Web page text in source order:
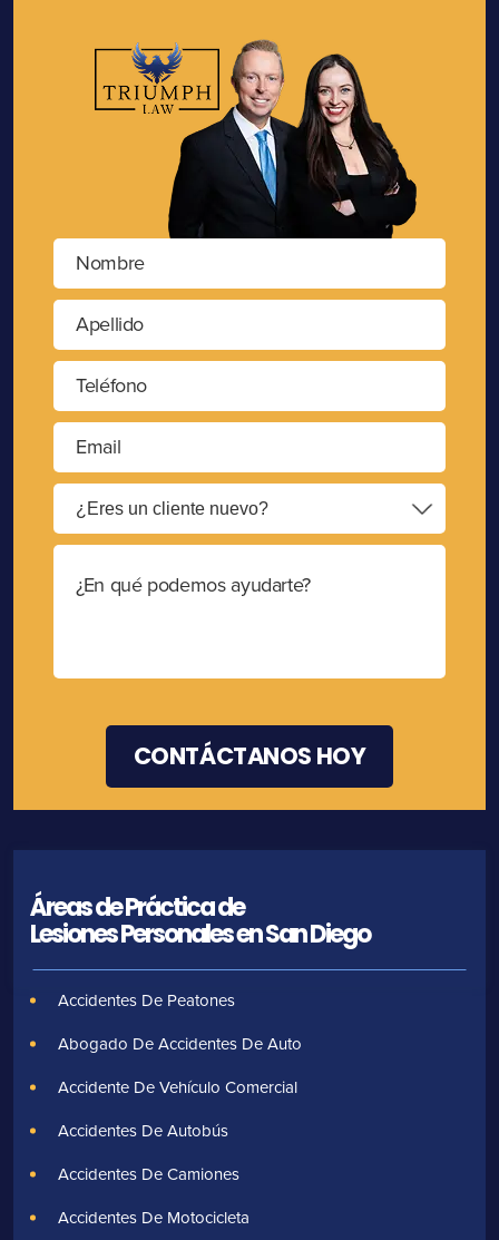
Áreas de Práctica de
Lesiones Personales en San Diego
Accidentes De Peatones
Abogado De Accidentes De Auto
Accidente De Vehículo Comercial
Accidentes De Autobús
Accidentes De Camiones
Accidentes De Motocicleta